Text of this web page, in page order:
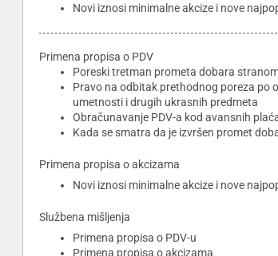
Novi iznosi minimalne akcize i nove
Primena propisa o PDV
Poreski tretman prometa dobara
Pravo na odbitak prethodnog poreza po
umetnosti i drugih ukrasnih predmeta
Obračunavanje PDV-a kod avansnih
Kada se smatra da je izvršen promet
Primena propisa o akcizama
Novi iznosi minimalne akcize i nove
Službena mišljenja
Primena propisa o PDV-u
Primena propisa o akcizama